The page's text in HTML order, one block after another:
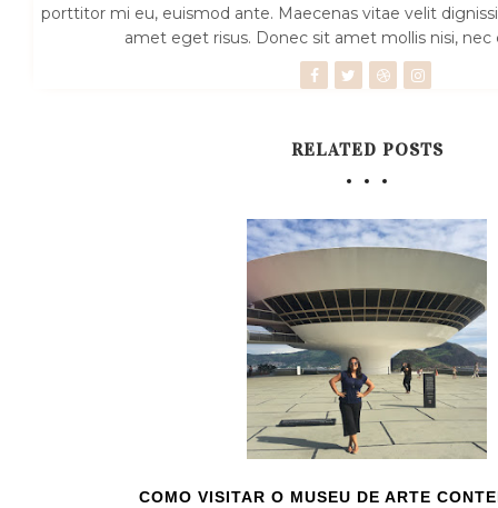
porttitor mi eu, euismod ante. Maecenas vitae velit
amet eget risus. Donec sit amet mollis nisi,
RELATED POSTS
COMO VISITAR O MUSEU DE ARTE